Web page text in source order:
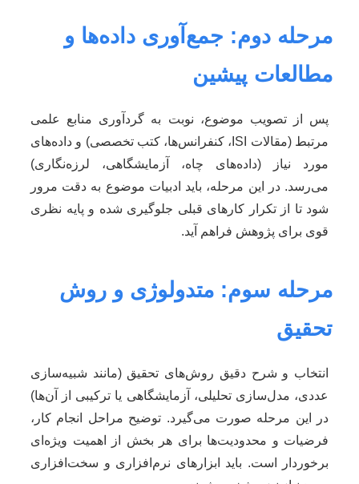
مرحله دوم: جمع‌آوری داده‌ها و
مطالعات پیشین
پس از تصویب موضوع، نوبت به گردآوری منابع علمی
مرتبط (مقالات ISI، کنفرانس‌ها، کتب تخصصی) و داده‌های
مورد نیاز (داده‌های چاه، آزمایشگاهی، لرزه‌نگاری)
می‌رسد. در این مرحله، باید ادبیات موضوع به دقت مرور
شود تا از تکرار کارهای قبلی جلوگیری شده و پایه نظری
قوی برای پژوهش فراهم آید.
مرحله سوم: متدولوژی و روش
تحقیق
انتخاب و شرح دقیق روش‌های تحقیق (مانند شبیه‌سازی
عددی، مدل‌سازی تحلیلی، آزمایشگاهی یا ترکیبی از آن‌ها)
در این مرحله صورت می‌گیرد. توضیح مراحل انجام کار،
فرضیات و محدودیت‌ها برای هر بخش از اهمیت ویژه‌ای
برخوردار است. باید ابزارهای نرم‌افزاری و سخت‌افزاری